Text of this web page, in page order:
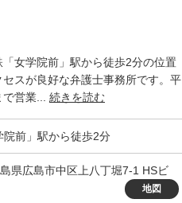
女学院前」駅から徒歩2分の位置
スが良好な弁護士事務所です。平
で営業... 続きを読む
院前」駅から徒歩2分
県広島市中区上八丁堀7-1 HSビ
地図